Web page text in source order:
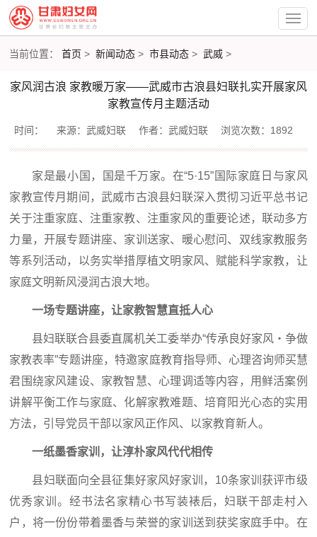
当前位置：首页 >新闻动态 >市县动态 >武威 >
家风润古浪 家教暖万家——武威市古浪县妇联扎实开展家风
家教宣传月主题活动
时间： 来源：武威妇联 作者：武威妇联 浏览次数：1892
家是最小国，国是千万家。在“5·15”国际家庭日与家风
家教宣传月期间，武威市古浪县妇联深入贯彻习近平总书记
关于注重家庭、注重家教、注重家风的重要论述，联动多方
力量，开展专题讲座、家训送家、暖心慰问、双线家教服务
等系列活动，以务实举措厚植文明家风、赋能科学家教，让
家庭文明新风浸润古浪大地。
一场专题讲座，让家教智慧直抵人心
县妇联联合县委直属机关工委举办“传承良好家风・争做
家教表率”专题讲座，特邀家庭教育指导师、心理咨询师买慧
君围绕家风建设、家教智慧、心理调适等内容，用鲜活案例
讲解平衡工作与家庭、化解家教难题、培育阳光心态的实用
方法，引导党员干部以家风正作风、以家教育新人。
一纸墨香家训，让淳朴家风代代相传
县妇联面向全县征集好家风好家训，10条家训获评市级
优秀家训。经书法名家精心书写装裱后，妇联干部走村入
户，将一份份带着墨香与荣誉的家训送到获奖家庭手中。在